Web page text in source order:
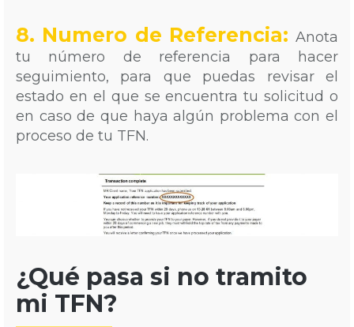
8. Numero de Referencia: Anota
tu número de referencia para hacer
seguimiento, para que puedas revisar el
estado en el que se encuentra tu solicitud o
en caso de que haya algún problema con el
proceso de tu TFN.
¿Qué pasa si no tramito
mi TFN?